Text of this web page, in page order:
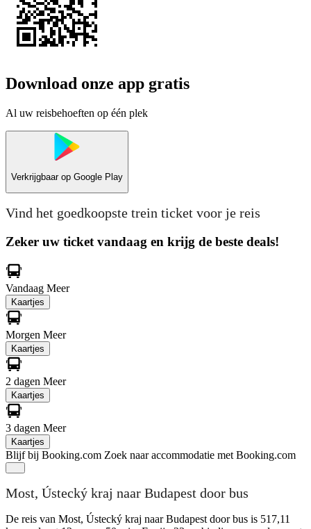
Download onze app gratis
Al uw reisbehoeften op één plek
Verkrijgbaar op Google Play
Vind het goedkoopste trein ticket voor je reis
Zeker uw ticket vandaag en krijg de beste deals!
Vandaag Meer
Kaartjes
Morgen Meer
Kaartjes
2 dagen Meer
Kaartjes
3 dagen Meer
Kaartjes
Blijf bij Booking.com Zoek naar accommodatie met Booking.com
Most, Ústecký kraj naar Budapest door bus
De reis van Most, Ústecký kraj naar Budapest door bus is 517,11